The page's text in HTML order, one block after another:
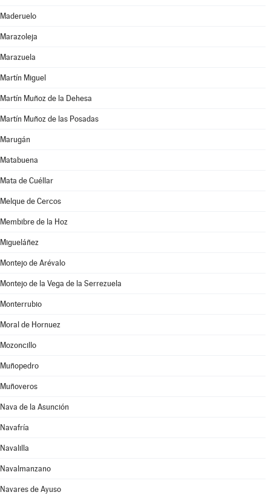
Maderuelo
Marazoleja
Marazuela
Martín Miguel
Martín Muñoz de la Dehesa
Martín Muñoz de las Posadas
Marugán
Matabuena
Mata de Cuéllar
Melque de Cercos
Membibre de la Hoz
Migueláñez
Montejo de Arévalo
Montejo de la Vega de la Serrezuela
Monterrubio
Moral de Hornuez
Mozoncillo
Muñopedro
Muñoveros
Nava de la Asunción
Navafría
Navalilla
Navalmanzano
Navares de Ayuso